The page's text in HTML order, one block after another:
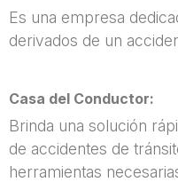
Es una empresa
derivados de un
Casa del Conductor:
Brinda una solución
de accidentes de
herramientas